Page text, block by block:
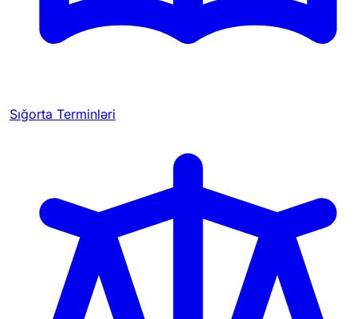
Sığorta Terminləri